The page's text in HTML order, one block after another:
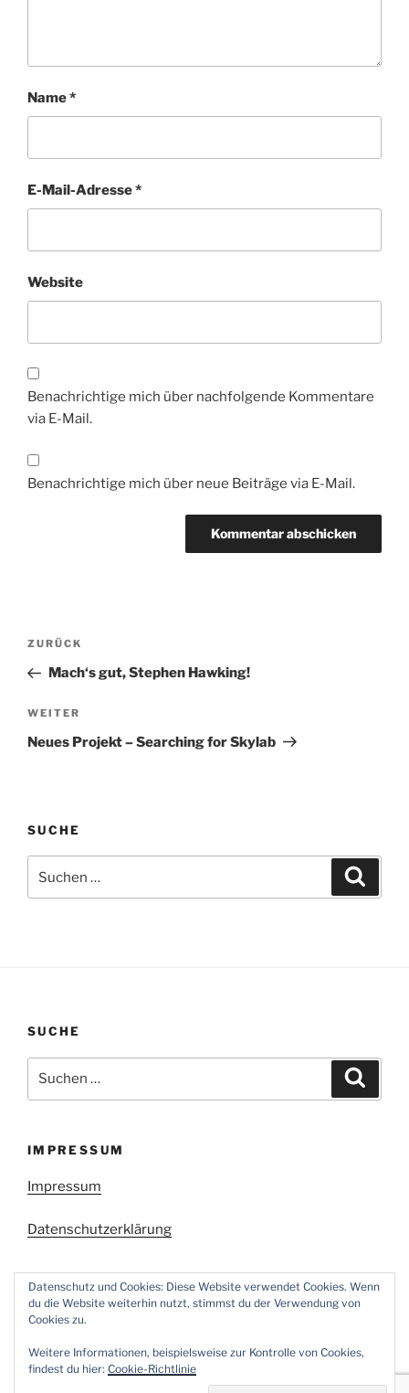
Name*
E-Mail-Adresse*
Website
Benachrichtige mich über nachfolgende Kommentare
via E-Mail.
Benachrichtige mich über neue Beiträge via E-Mail.
Beitragsnavigation
Vorheriger
Beitrag
ZURÜCK
Mach‘s gut, Stephen Hawking!
Nächster
Beitrag
WEITER
Neues Projekt – Searching for Skylab
SUCHE
nach:
SUCHE
nach:
IMPRESSUM
Impressum
Datenschutzerklärung
Datenschutz und Cookies: Diese Website verwendet Cookies. Wenn
du die Website weiterhin nutzt, stimmst du der Verwendung von
Cookies zu.
Weitere Informationen, beispielsweise zur Kontrolle von Cookies,
findest du hier: Cookie-Richtlinie